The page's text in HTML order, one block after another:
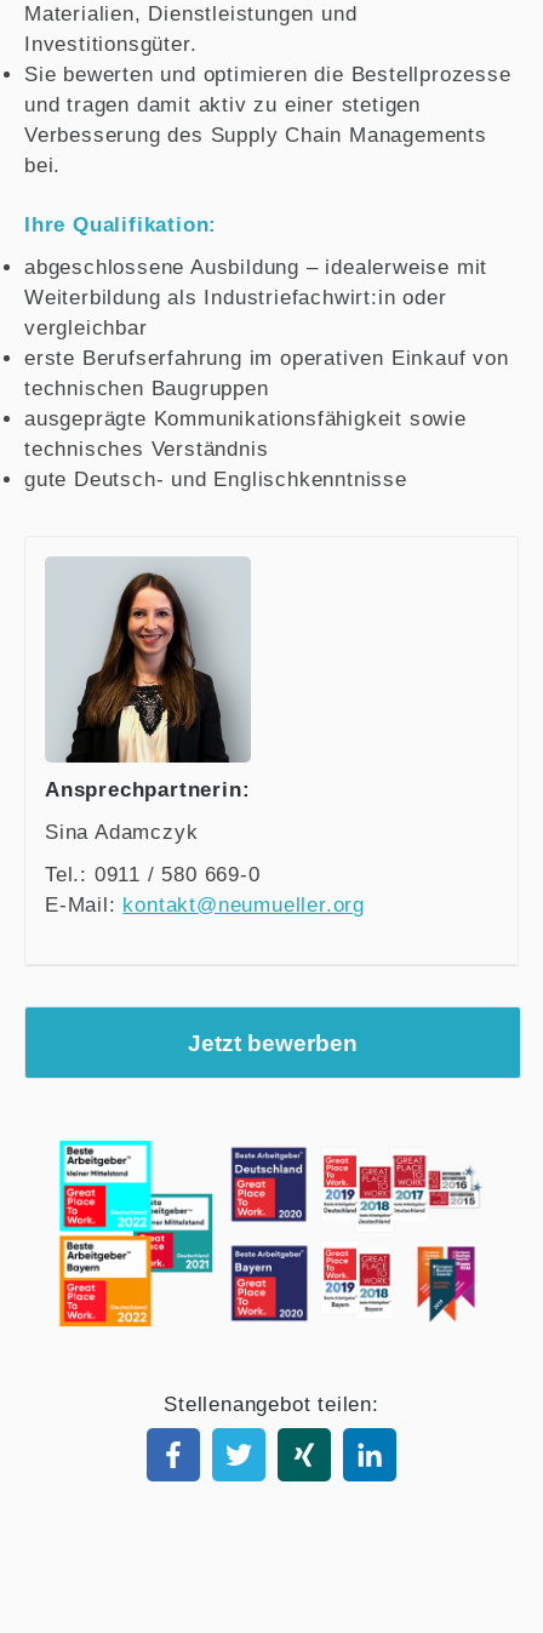
Materialien, Dienstleistungen und
Investitionsgüter.
Sie bewerten und optimieren die Bestellprozesse
und tragen damit aktiv zu einer stetigen
Verbesserung des Supply Chain Managements
bei.
Ihre Qualifikation:
abgeschlossene Ausbildung – idealerweise mit
Weiterbildung als Industriefachwirt:in oder
vergleichbar
erste Berufserfahrung im operativen Einkauf von
technischen Baugruppen
ausgeprägte Kommunikationsfähigkeit sowie
technisches Verständnis
gute Deutsch- und Englischkenntnisse
Ansprechpartnerin:
Sina Adamczyk
Tel.: 0911 / 580 669-0
E-Mail: kontakt@neumueller.org
Jetzt bewerben
Stellenangebot teilen: